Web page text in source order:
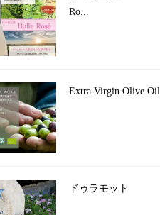
Ro...
Extra Virgin Olive Oil
ドゥラモット